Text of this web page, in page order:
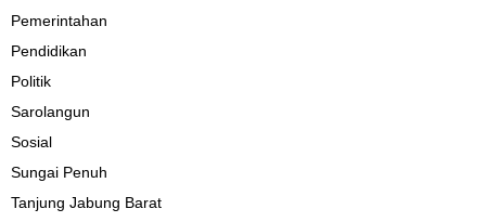
Pemerintahan
Pendidikan
Politik
Sarolangun
Sosial
Sungai Penuh
Tanjung Jabung Barat